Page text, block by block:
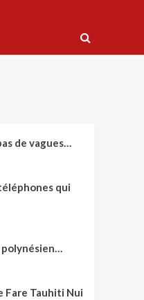
de vagues…
qui
polynésien…
Fare Tauhiti Nui